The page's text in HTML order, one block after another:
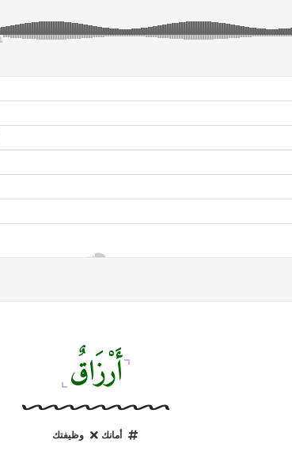
أَرْزَاقٌ
أمانك وظيفتك